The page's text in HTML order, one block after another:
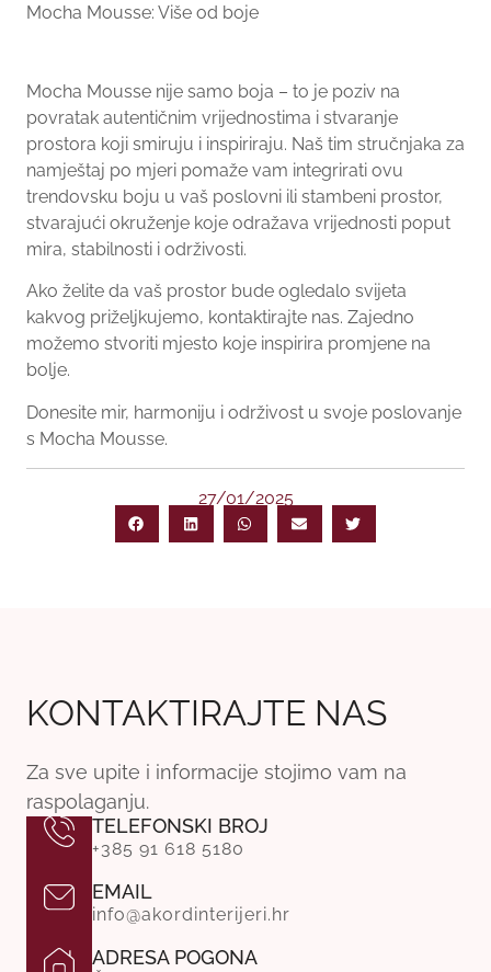
Mocha Mousse: Više od boje
Mocha Mousse nije samo boja – to je poziv na
povratak autentičnim vrijednostima i stvaranje
prostora koji smiruju i inspiriraju. Naš tim stručnjaka za
namještaj po mjeri pomaže vam integrirati ovu
trendovsku boju u vaš poslovni ili stambeni prostor,
stvarajući okruženje koje odražava vrijednosti poput
mira, stabilnosti i održivosti.
Ako želite da vaš prostor bude ogledalo svijeta
kakvog priželjkujemo, kontaktirajte nas. Zajedno
možemo stvoriti mjesto koje inspirira promjene na
bolje.
Donesite mir, harmoniju i održivost u svoje poslovanje
s Mocha Mousse.
27/01/2025
KONTAKTIRAJTE NAS
Za sve upite i informacije stojimo vam na
raspolaganju.
TELEFONSKI BROJ
+385 91 618 5180
EMAIL
info@akordinterijeri.hr
ADRESA POGONA